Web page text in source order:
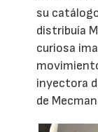
su
distribuía
curiosa
inyectora
de